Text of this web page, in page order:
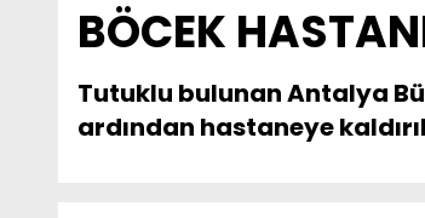
BÖCEK
Tutuklu bulunan Antalya
ardından hastaneye